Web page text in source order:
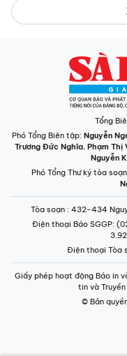
Tổng
Phó Tổng Biên tập: Nguyễn
Trương Đức Nghĩa, Phạm Thị
Nguyễn
Phó Tổng Thư ký tòa
Tòa soạn : 432-434
Điện thoại Báo SGGP:
Điện thoại Tòa
Giấy phép hoạt động Báo in
tin và
© Bản